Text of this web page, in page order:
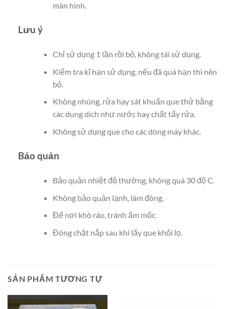
màn hình.
Lưu ý
Chỉ sử dụng 1 lần rồi bỏ, không tái sử dụng.
Kiểm tra kĩ hạn sử dụng, nếu đã quá hạn thì nên
bỏ.
Không nhúng, rửa hay sát khuẩn que thử bằng
các dung dịch như nước hay chất tẩy rửa.
Không sử dụng que cho các dòng máy khác.
Bảo quản
Bảo quản nhiệt độ thường, không quá 30 độ C.
Không bảo quản lạnh, làm đông.
Để nơi khô ráo, tránh ẩm mốc.
Đóng chặt nắp sau khi lấy que khỏi lọ.
SẢN PHẨM TƯƠNG TỰ